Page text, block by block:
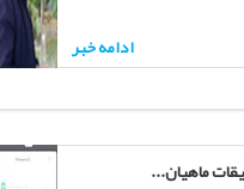
ادامه خبر
ماهیان...